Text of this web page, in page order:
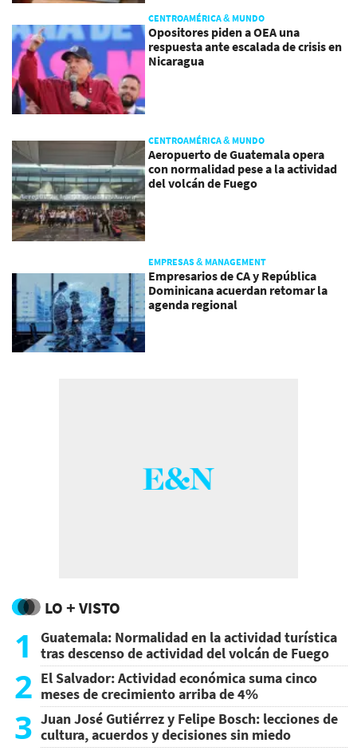
CENTROAMÉRICA & MUNDO
Opositores piden a OEA una
respuesta ante escalada de crisis en
Nicaragua
CENTROAMÉRICA & MUNDO
Aeropuerto de Guatemala opera
con normalidad pese a la actividad
del volcán de Fuego
EMPRESAS & MANAGEMENT
Empresarios de CA y República
Dominicana acuerdan retomar la
agenda regional
LO + VISTO
1
Guatemala: Normalidad en la actividad turística
tras descenso de actividad del volcán de Fuego
2 El Salvador: Actividad económica suma cinco
meses de crecimiento arriba de 4%
3 Juan José Gutiérrez y Felipe Bosch: lecciones de
cultura, acuerdos y decisiones sin miedo